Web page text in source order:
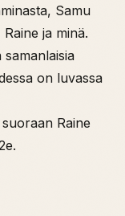
Samu
ja minä.
on luvassa
Raine